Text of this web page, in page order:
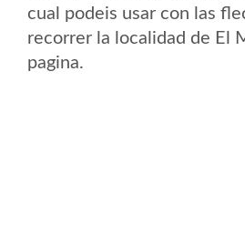
cual podeis usar con las
recorrer la localidad de El
pagina.